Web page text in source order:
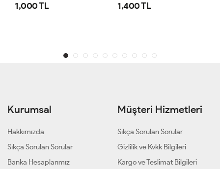
1,000 TL 1,400 TL
Kurumsal
Hakkımızda
Sıkça Sorulan Sorular
Banka Hesaplarımız
Müşteri Hizmetleri
Sıkça Sorulan Sorular
Gizlilik ve Kvkk Bilgileri
Kargo ve Teslimat Bilgileri